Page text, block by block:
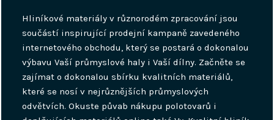
Hliníkové materiály v různorodém zpracování jsou
součástí inspirující prodejní kampaně zavedeného
internetového obchodu, který se postará o dokonalou
výbavu Vaší průmyslové haly i Vaší dílny. Začněte se
zajímat o dokonalou sbírku kvalitních materiálů,
které se nosí v nejrůznějších průmyslových
odvětvích. Okuste půvab nákupu polotovarů i